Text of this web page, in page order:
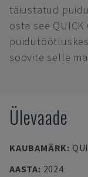
täiustatud
osta see QUICK
soovite selle
Ülevaade
KAUBAMÄRK:
AASTA: 2024